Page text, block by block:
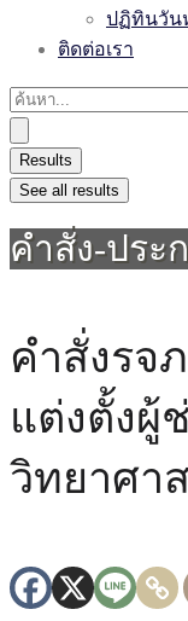
ปฏิทินวัน
ติดต่อเรา
Results
See all results
คำสั่ง-ประ
คำสั่งรจภ
แต่งตั้ง
วิทยาศา